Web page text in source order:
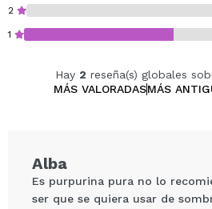
2
1
Hay 2 reseña(s) globales
MÁS VALORADASMÁS
Alba
Es purpurina pura no lo
ser que se quiera usar de